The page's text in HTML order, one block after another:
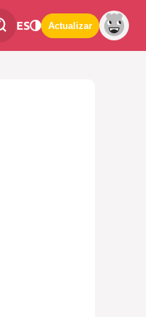
ES Actualizar